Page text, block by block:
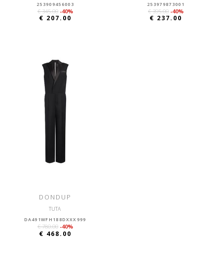
253909456003
€ 345.00 -40%
€ 207.00
253979873001
€ 395.00 -40%
€ 237.00
DONDUP
TUTA
DA491WFH188DXXX999
€ 780.00 -40%
€ 468.00